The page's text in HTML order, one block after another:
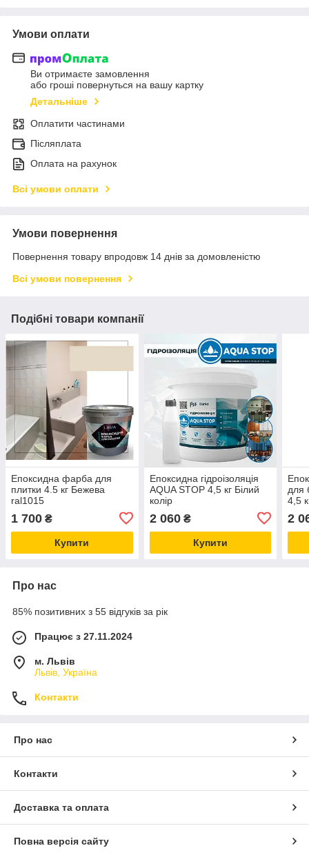
Умови оплати
Ви отримаєте замовлення
або гроші повернуться на вашу картку
Детальніше
Оплатити частинами
Післяплата
Оплата на рахунок
Всі умови оплати
Умови повернення
Повернення товару впродовж 14 днів за домовленістю
Всі умови повернення
Подібні товари компанії
Епоксидна фарба для
плитки 4.5 кг Бежева
ral1015
1 700 ₴
Купити
Епоксидна гідроізоляція
AQUA STOP 4,5 кг Білий
колір
2 060₴
Купити
для
4,5
2
Про нас
85% позитивних з 55 відгуків за рік
Працює з 27.11.2024
м. Львів
Львів, Україна
Контакти
Про нас
Контакти
Доставка та оплата
Повна версія сайту